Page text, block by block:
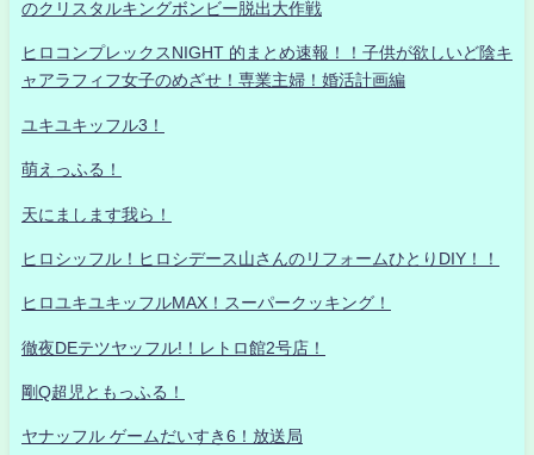
のクリスタルキングボンビー脱出大作戦
ヒロコンプレックスNIGHT 的まとめ速報！！子供が欲しいど陰キ
ャアラフィフ女子のめざせ！専業主婦！婚活計画編
ユキユキッフル3！
萌えっふる！
天にまします我ら！
ヒロシッフル！ヒロシデース山さんのリフォームひとりDIY！！
ヒロユキユキッフルMAX！スーパークッキング！
徹夜DEテツヤッフル!！レトロ館2号店！
剛Q超児ともっふる！
ヤナッフル ゲームだいすき6！放送局